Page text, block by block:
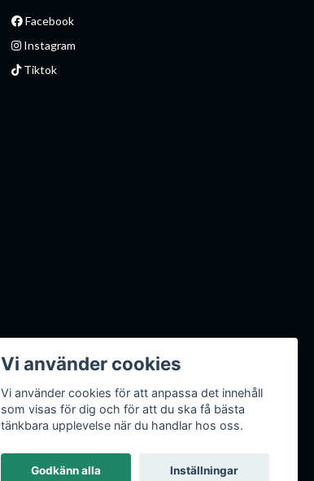
Facebook
Instagram
Tiktok
Vi använder cookies
Vi använder cookies för att anpassa det innehåll
som visas för dig och för att du ska få bästa
tänkbara upplevelse när du handlar hos oss.
Godkänn alla Inställningar